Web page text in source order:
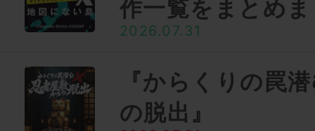
作一覧をまとめ
2026.07.31
『からくりの罠
の脱出』